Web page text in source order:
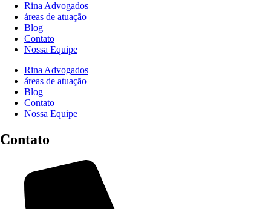
Rina Advogados
áreas de atuação
Blog
Contato
Nossa Equipe
Rina Advogados
áreas de atuação
Blog
Contato
Nossa Equipe
Contato